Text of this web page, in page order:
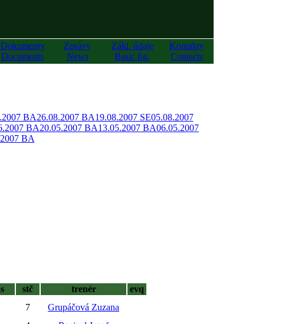
Dokumenty
Documents
Zprávy
News
Zákl. údaje
Basic fig.
Kontakty
Contacts
BA26.08.2007 BA19.08.2007 SE05.08.2007
BA20.05.2007 BA13.05.2007 BA06.05.2007
BA
stč trenér
evq
7
Grupáčová Zuzana